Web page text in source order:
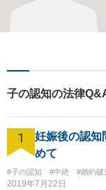
子の認知の法律
1
妊娠後の認知
めて
#子の認知 #中絶 #婚約破
2019年7月22日